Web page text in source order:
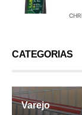
CATEGORIAS
Varejo